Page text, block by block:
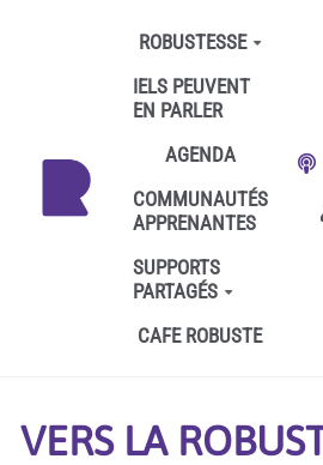
Aller au contenu principal
ROBUSTESSE
IELS PEUVENT
EN PARLER
AGENDA
COMMUNAUTÉS
APPRENANTES
SUPPORTS
PARTAGÉS
CAFE ROBUSTE
VERS LA